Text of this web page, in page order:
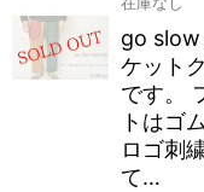
go slow
ケット
です。
トはゴ
ロゴ刺
て…